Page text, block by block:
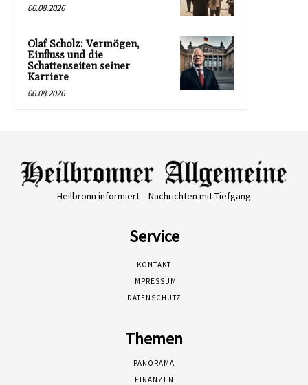
06.08.2026
Olaf Scholz: Vermögen,
Einfluss und die
Schattenseiten seiner
Karriere
06.08.2026
Heilbronn informiert – Nachrichten mit Tiefgang
Service
KONTAKT
IMPRESSUM
DATENSCHUTZ
Themen
PANORAMA
FINANZEN